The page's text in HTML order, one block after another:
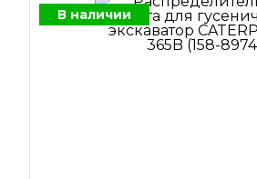
В наличии